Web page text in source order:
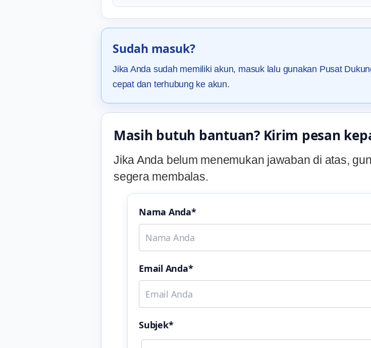
Sudah masuk?
Jika Anda sudah memiliki akun, masuk lalu gunakan Pusat
cepat dan terhubung ke akun.
Masih butuh bantuan? Kirim pesan
Jika Anda belum menemukan jawaban di atas,
segera membalas.
Nama Anda*
Email Anda*
Subjek*